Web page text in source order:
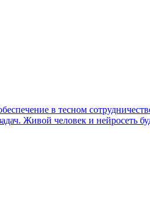
в тесном
Живой человек и нейросеть